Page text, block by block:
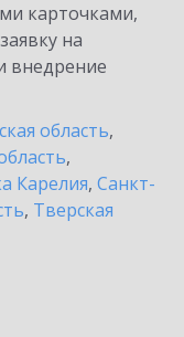
карточками,
на
внедрение
область,
,
Карелия, Санкт-
, Тверская